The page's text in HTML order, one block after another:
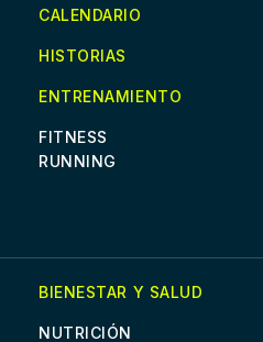
CALENDARIO
HISTORIAS
ENTRENAMIENTO
FITNESS
RUNNING
BIENESTAR Y SALUD
NUTRICIÓN